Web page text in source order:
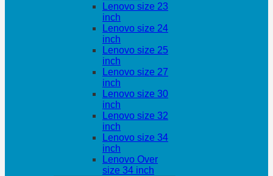
Lenovo size 23
inch
Lenovo size 24
inch
Lenovo size 25
inch
Lenovo size 27
inch
Lenovo size 30
inch
Lenovo size 32
inch
Lenovo size 34
inch
Lenovo Over
size 34 inch